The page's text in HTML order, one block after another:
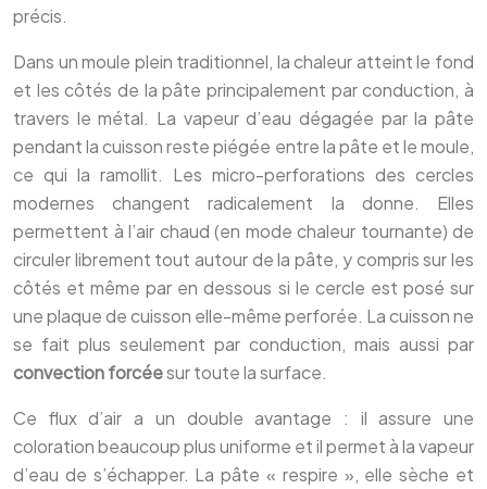
précis.
Dans un moule plein traditionnel, la chaleur atteint le fond
et les côtés de la pâte principalement par conduction, à
travers le métal. La vapeur d’eau dégagée par la pâte
pendant la cuisson reste piégée entre la pâte et le moule,
ce qui la ramollit. Les micro-perforations des cercles
modernes changent radicalement la donne. Elles
permettent à l’air chaud (en mode chaleur tournante) de
circuler librement tout autour de la pâte, y compris sur les
côtés et même par en dessous si le cercle est posé sur
une plaque de cuisson elle-même perforée. La cuisson ne
se fait plus seulement par conduction, mais aussi par
convection forcéesur toute la surface.
Ce flux d’air a un double avantage : il assure une
coloration beaucoup plus uniforme et il permet à la vapeur
d’eau de s’échapper. La pâte « respire », elle sèche et